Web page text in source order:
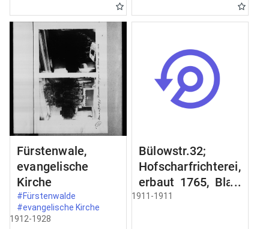
Fürstenwale,
evangelische
Kirche
#Fürstenwalde
#evangelische Kirche
1912-1928
Bülowstr.32;
Hofscharfrichterei,
erbaut 1765, Blatt
2;
1911-1911